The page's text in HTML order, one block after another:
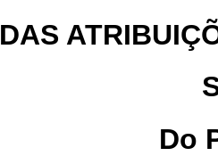
DAS
Do